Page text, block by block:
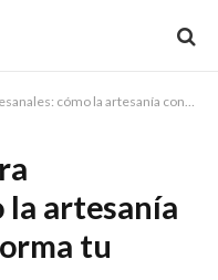
la artesanía consciente transforma tu entorno
la artesanía
tu